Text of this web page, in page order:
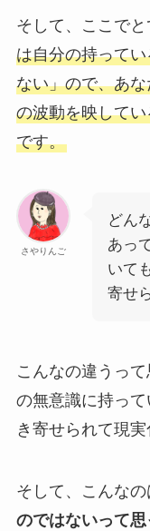
そして、 ここでと
は自分の持って
ない」ので、あ
の波動を映して
です。
さやりんご
どん
あっ
いて
寄せ
こんなの違うっ
の無意識に持って
き寄せられて現実
そして、こんなの
のではないって